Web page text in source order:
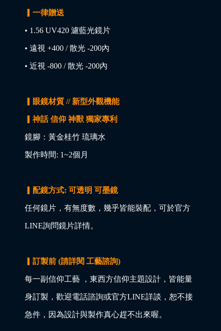
▎一律贈送
• 1.56 UV420 濾藍光鏡片
• 遠視 +400 / 散光 -200內
• 近視 -800 / 散光 -200內
▎眼鏡材質 // 新型外觀機能
▎神話 信仰 神獸 獨家專利
鏡腳：黃金桂竹 琉璃水
製作時間: 1~2個月
▎配鏡方式: 可透明 可墨鏡
任何鏡片，有無度數，幾乎皆能裝配，可於官方
LINE詢問鏡片詳情。
▎訂製前 (請詳閱 工藝諮詢)
每一副信仰工藝 ，東西方信仰主題設計，皆能量
身訂製，歡迎電話諮詢或官方LINE詳談，恕不接
急件，因為設計與製作真心趕不出來喔。